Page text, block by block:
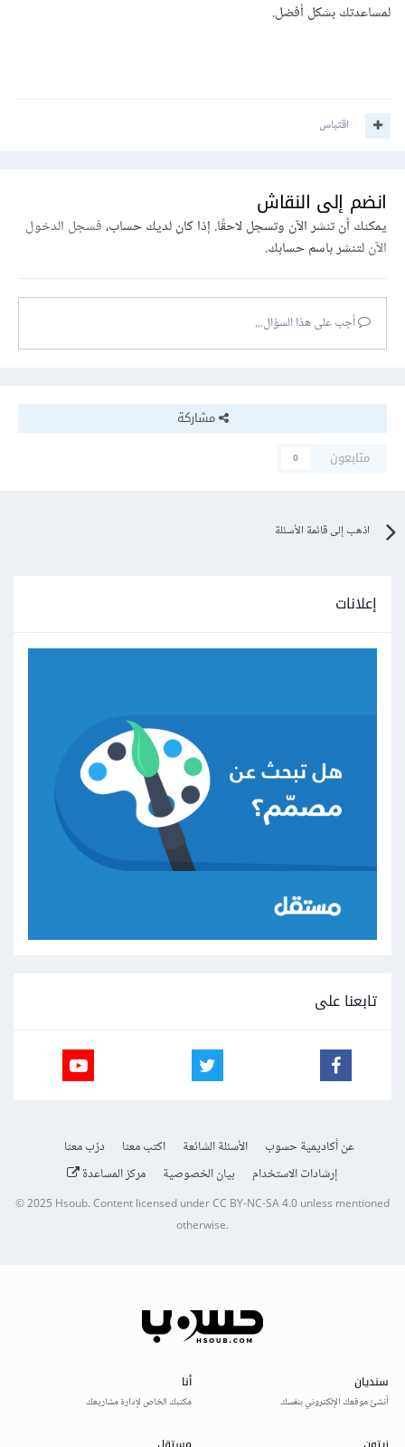
لمساعدتك بشكل أفضل.
اقتباس
انضم إلى النقاش
يمكنك أن تنشر الآن وتسجل لاحقًا. إذا كان لديك حساب،فسجل الدخول
الآنلتنشر باسم حسابك.
أجب على هذا السؤال...
مشاركة
متابعون
0
اذهب إلى قائمة الأسئلة
إعلانات
تابعنا على
عن أكاديمية حسوب الأسئلة الشائعة اكتب معنا
درّب معنا
إرشادات الاستخدام
بيان الخصوصية مركز المساعدة
© 2025Hsoub.Content licensed underCC BY-NC-SA 4.0unless mentioned
otherwise.